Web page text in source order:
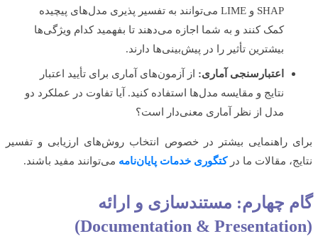
SHAP و LIME می‌توانند به تفسیر پذیری مدل‌های پیچیده
کمک کنند و به شما اجازه می‌دهند تا بفهمید کدام ویژگی‌ها
بیشترین تأثیر را در پیش‌بینی‌ها دارند.
اعتبارسنجی آماری:از آزمون‌های آماری برای تأیید اعتبار
نتایج و مقایسه مدل‌ها استفاده کنید. آیا تفاوت در عملکرد دو
مدل از نظر آماری معنی‌دار است؟
راهنمایی بیشتر در خصوص انتخاب روش‌های ارزیابی و تفسیر
مقالات ما درکتگوری خدمات پایان‌نامهمی‌توانند مفید باشند.
چهارم: مستندسازی و ارائه